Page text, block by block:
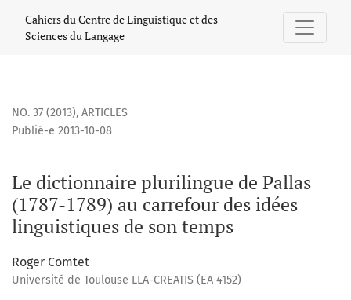
Le dictionnaire plurilingue de Pallas (1787-1789) au
Cahiers du Centre de Linguistique et des
Sciences du Langage
NO. 37 (2013), ARTICLES
Le dictionnaire plurilingue de Pallas
(1787-1789) au carrefour des idées
linguistiques de son temps
Publié-e 2013-10-08
Roger Comtet
Université de Toulouse LLA-CREATIS (EA 4152)